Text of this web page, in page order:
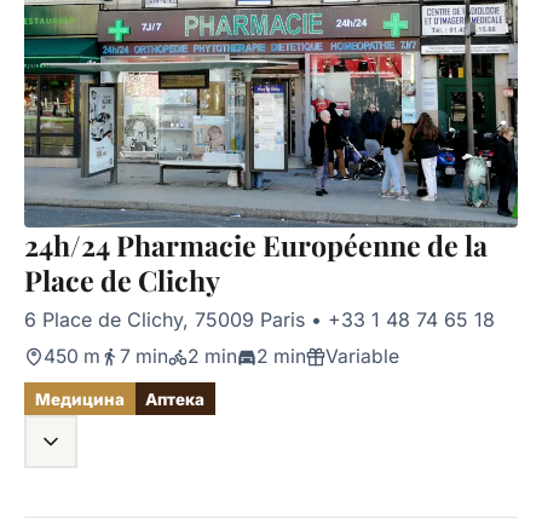
24h/24 Pharmacie Européenne de la
Place de Clichy
6 Place de Clichy, 75009 Paris • +33 1 48 74 65 18
450 m 7 min 2 min 2 min Variable
Медицина Аптека